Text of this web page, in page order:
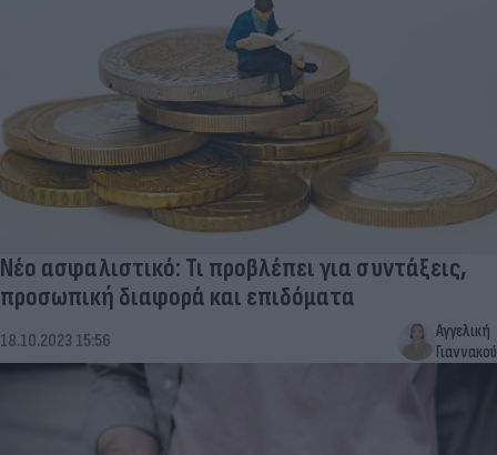
Νέο ασφαλιστικό: Τι προβλέπει για συντάξεις,
προσωπική διαφορά και επιδόματα
18.10.2023 15:56
Αγγελική
Γιαννακού